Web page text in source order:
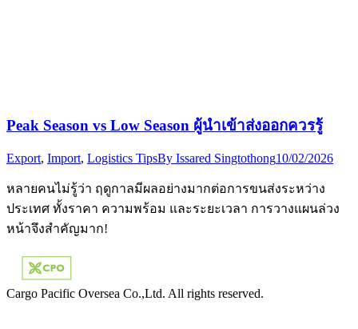
Peak Season vs Low Season ผู้นำเข้าส่งออกควรรู้
Export, Import, Logistics TipsBy Issared Singtothong10/02/2026
หลายคนไม่รู้ว่า ฤดูกาลมีผลอย่างมากต่อการขนส่งระหว่าง
ประเทศ ทั้งราคา ความพร้อม และระยะเวลา การวางแผนล่วง
หน้าจึงสำคัญมาก!
Cargo Pacific Oversea Co.,Ltd. All rights reserved.